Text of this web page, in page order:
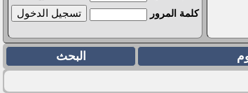
كلمة المرور
البحث